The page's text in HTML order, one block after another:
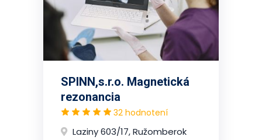
SPINN,s.r.o. Magnetická
rezonancia
32 hodnotení
Laziny 603/17, Ružomberok